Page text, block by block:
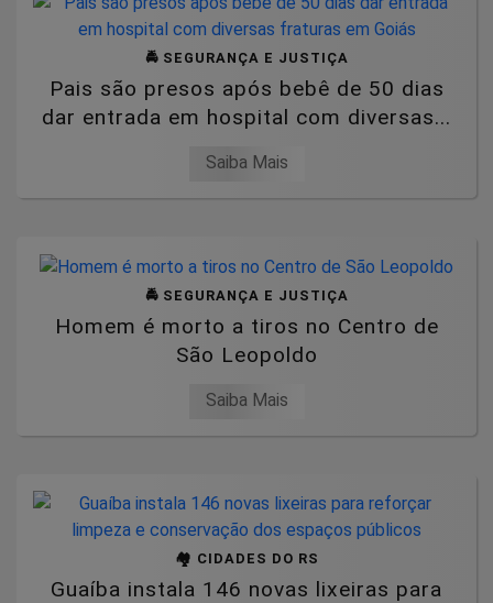
🚔 SEGURANÇA E JUSTIÇA
Pais são presos após bebê de 50 dias
dar entrada em hospital com diversas...
Saiba Mais
🚔 SEGURANÇA E JUSTIÇA
Homem é morto a tiros no Centro de
São Leopoldo
Saiba Mais
🏘️ CIDADES DO RS
Guaíba instala 146 novas lixeiras para